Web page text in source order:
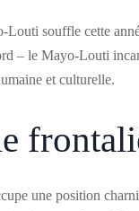
souffle cette
– le Mayo-Louti
et culturelle.
une position